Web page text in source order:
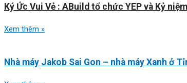
Ký Ức Vui Vẻ : ABuild tổ chức YEP và Kỷ
Xem thêm »
Nhà máy Jakob Sai Gon – nhà máy Xanh ở